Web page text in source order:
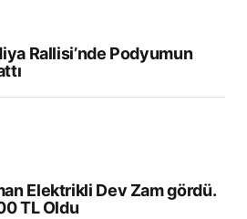
Rallisi’nde Podyumun
Elektrikli Dev Zam gördü.
TL Oldu